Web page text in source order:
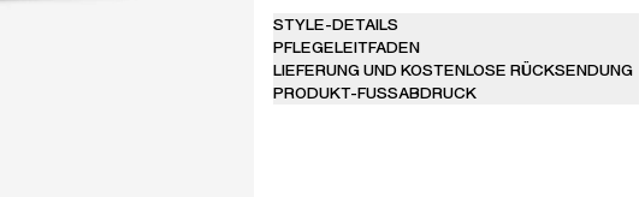
einem Gold-Logo versehen.
STYLE-DETAILS
PFLEGELEITFADEN
LIEFERUNG UND KOSTENLOSE RÜCKSENDUNG
PRODUKT-FUSSABDRUCK